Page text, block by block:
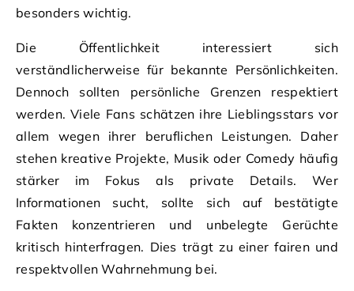
besonders wichtig.
Die Öffentlichkeit interessiert sich
verständlicherweise für bekannte Persönlichkeiten.
Dennoch sollten persönliche Grenzen respektiert
werden. Viele Fans schätzen ihre Lieblingsstars vor
allem wegen ihrer beruflichen Leistungen. Daher
stehen kreative Projekte, Musik oder Comedy häufig
stärker im Fokus als private Details. Wer
Informationen sucht, sollte sich auf bestätigte
Fakten konzentrieren und unbelegte Gerüchte
kritisch hinterfragen. Dies trägt zu einer fairen und
respektvollen Wahrnehmung bei.